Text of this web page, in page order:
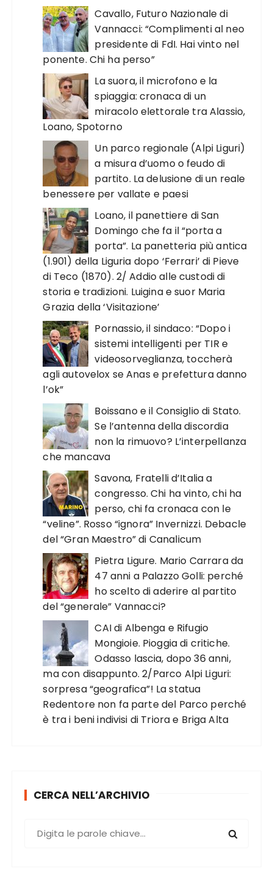
Cavallo, Futuro Nazionale di
Vannacci: “Complimenti al neo
presidente di FdI. Hai vinto nel
ponente. Chi ha perso”
La suora, il microfono e la
spiaggia: cronaca di un
miracolo elettorale tra Alassio,
Loano, Spotorno
Un parco regionale (Alpi Liguri)
a misura d’uomo o feudo di
partito. La delusione di un reale
benessere per vallate e paesi
Loano, il panettiere di San
Domingo che fa il “porta a
porta”. La panetteria più antica
(1.901) della Liguria dopo ‘Ferrari’ di Pieve
di Teco (1870). 2/ Addio alle custodi di
storia e tradizioni. Luigina e suor Maria
Grazia della ‘Visitazione’
Pornassio, il sindaco: “Dopo i
sistemi intelligenti per TIR e
videosorveglianza, toccherà
agli autovelox se Anas e prefettura danno
l’ok”
Boissano e il Consiglio di Stato.
Se l’antenna della discordia
non la rimuovo? L’interpellanza
che mancava
Savona, Fratelli d’Italia a
congresso. Chi ha vinto, chi ha
perso, chi fa cronaca con le
“veline”. Rosso “ignora” Invernizzi. Debacle
del “Gran Maestro” di Canalicum
Pietra Ligure. Mario Carrara da
47 anni a Palazzo Golli: perché
ho scelto di aderire al partito
del “generale” Vannacci?
CAI di Albenga e Rifugio
Mongioie. Pioggia di critiche.
Odasso lascia, dopo 36 anni,
ma con disappunto. 2/Parco Alpi Liguri:
sorpresa “geografica”! La statua
Redentore non fa parte del Parco perché
è tra i beni indivisi di Triora e Briga Alta
CERCA NELL’ARCHIVIO